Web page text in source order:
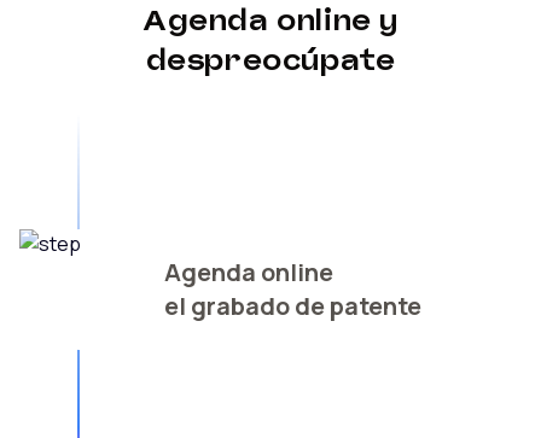
Agenda online y
despreocúpate
Agenda online
el grabado de patente